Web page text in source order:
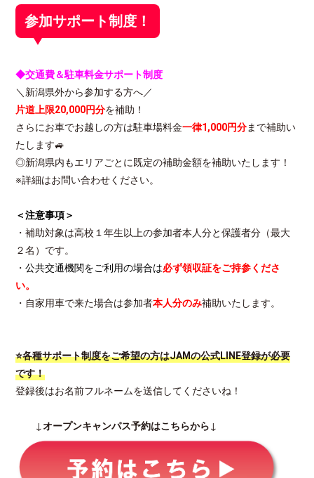
参加サポート制度！
◆交通費＆駐車料金サポート制度
＼新潟県外から参加する方へ／
片道上限20,000円分を補助！
さらにお車でお越しの方は駐車場料金一律1,000円分まで補助い
たします🚙
◎新潟県内もエリアごとに既定の補助金額を補助いたします！
※詳細はお問い合わせください。
＜注意事項＞
・補助対象は高校１年生以上の参加者本人分と保護者分（最大
２名）です。
・公共交通機関をご利用の場合は必ず領収証をご持参くださ
い。
・自家用車で来た場合は参加者本人分のみ補助いたします。
⭐各種サポート制度をご希望の方はJAMの公式LINE登録が必要
です！
登録後はお名前フルネームを送信してくださいね！
↓オープンキャンパス予約はこちらから↓